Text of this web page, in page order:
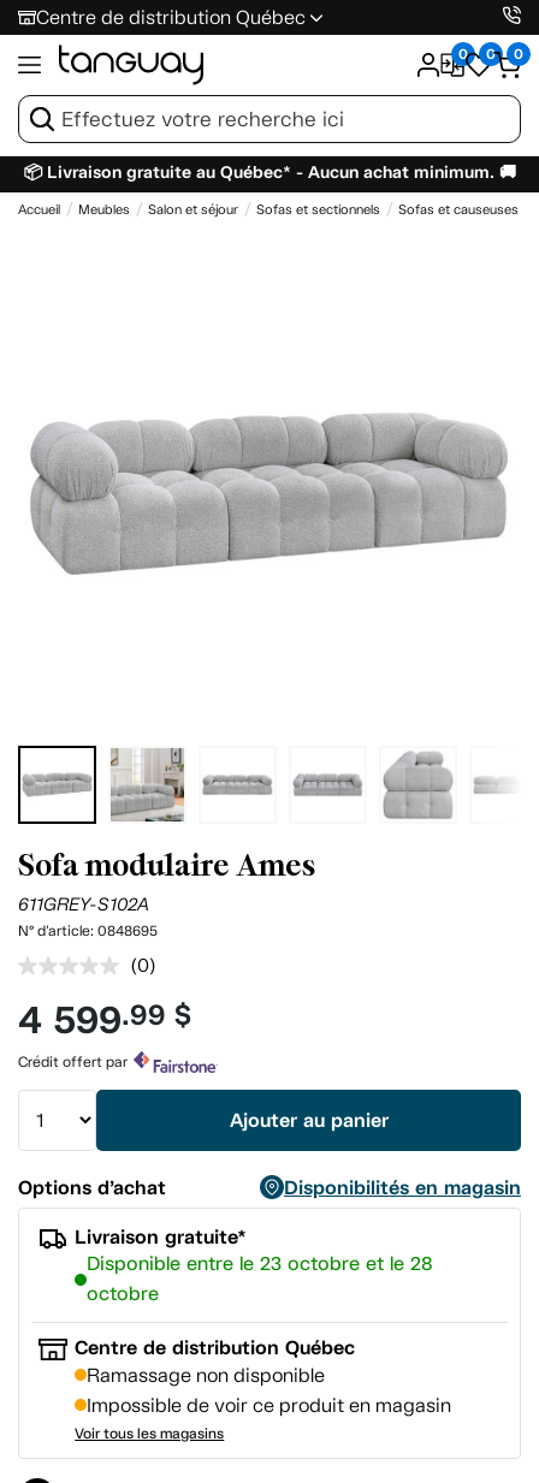
Centre de distribution Québec
0 0 0
📦 Livraison gratuite au Québec* - Aucun achat minimum. 🚚
Accueil Meubles Salon et séjour Sofas et sectionnels Sofas et causeuses
Sofa modulaire Ames
611GREY-S102A
N° d'article: 0848695
Aucune
pour
ce
produit.
Lien
vers
page.
(0)
4 599.99 $
Crédit offert par
Ajouter au panier
Options d’achat
Disponibilités en magasin
Livraison gratuite*
Disponible entre le 23 octobre et le 28
octobre
Centre de distribution Québec
Ramassage non disponible
Impossible de voir ce produit en magasin
Voir tous les magasins